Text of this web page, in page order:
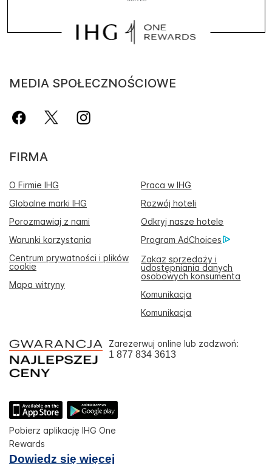
MEDIA SPOŁECZNOŚCIOWE
FIRMA
O Firmie IHG
Praca w IHG
Globalne marki IHG
Rozwój hoteli
Porozmawiaj z nami
Odkryj nasze hotele
Warunki korzystania
Program AdChoices
Centrum prywatności i plików
cookie
Zakaz sprzedaży i
udostępniania danych
osobowych konsumenta
Mapa witryny
Komunikacja
Komunikacja
Zarezerwuj online lub zadzwoń:
1 877 834 3613
Pobierz aplikację IHG One
Rewards
Dowiedz się więcej